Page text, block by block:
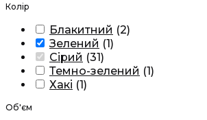
Колір
Блакитний (2)
Зелений (1)
Сірий (31)
Темно-зелений (1)
Хакі (1)
Об'єм